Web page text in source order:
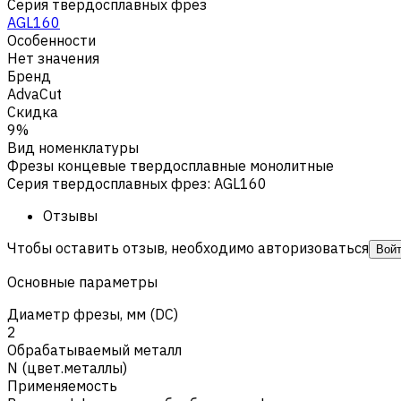
Серия твердосплавных фрез
AGL160
Особенности
Нет значения
Бренд
AdvaCut
Скидка
9%
Вид номенклатуры
Фрезы концевые твердосплавные монолитные
Серия твердосплавных фрез: AGL160
Отзывы
Чтобы оставить отзыв, необходимо авторизоваться
Основные параметры
Диаметр фрезы, мм (DC)
2
Обрабатываемый металл
N (цвет.металлы)
Применяемость